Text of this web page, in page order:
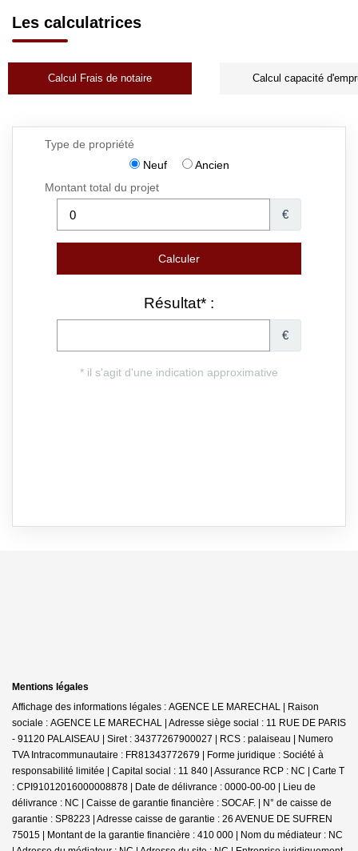
Les calculatrices
Calcul Frais de notaire Calcul capacité
Mentions légales
Affichage des informations légales : AGENCE LE MARECHAL | Raison
sociale : AGENCE LE MARECHAL | Adresse siège social : 11 RUE DE PARIS
- 91120 PALAISEAU | Siret : 34377267900027 | RCS : palaiseau | Numero
TVA Intracommunautaire : FR81343772679 | Forme juridique : Société à
responsabilité limitée | Capital social : 11 840 | Assurance RCP : NC | Carte T
: CPI91012016000008878 | Date de délivrance : 0000-00-00 | Lieu de
délivrance : NC | Caisse de garantie financière : SOCAF. | N° de caisse de
garantie : SP8223 | Adresse caisse de garantie : 26 AVENUE DE SUFREN
75015 | Montant de la garantie financière : 410 000 | Nom du médiateur : NC